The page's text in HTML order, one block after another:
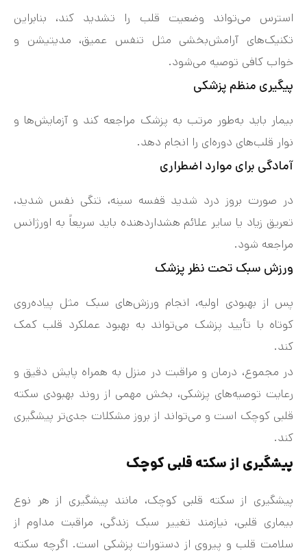
استرس می‌تواند وضعیت قلب را تشدید کند، بنابراین
تکنیک‌های آرامش‌بخشی مثل تنفس عمیق، مدیتیشن و
خواب کافی توصیه می‌شود.
پیگیری منظم پزشکی
بیمار باید به‌طور مرتب به پزشک مراجعه کند و آزمایش‌ها و
نوار قلب‌های دوره‌ای را انجام دهد.
آمادگی برای موارد اضطراری
در صورت بروز درد شدید قفسه سینه، تنگی نفس شدید،
تعریق زیاد یا سایر علائم هشداردهنده باید سریعاً به اورژانس
مراجعه شود.
ورزش سبک تحت نظر پزشک
پس از بهبودی اولیه، انجام ورزش‌های سبک مثل پیاده‌روی
کوتاه با تأیید پزشک می‌تواند به بهبود عملکرد قلب کمک
کند.
در مجموع، درمان و مراقبت در منزل به همراه پایش دقیق و
رعایت توصیه‌های پزشکی، بخش مهمی از روند بهبودی سکته
قلبی کوچک است و می‌تواند از بروز مشکلات جدی‌تر پیشگیری
کند.
پیشگیری از سکته قلبی کوچک
پیشگیری از سکته قلبی کوچک، مانند پیشگیری از هر نوع
بیماری قلبی، نیازمند تغییر سبک زندگی، مراقبت مداوم از
سلامت قلب و پیروی از دستورات پزشکی است. اگرچه سکته